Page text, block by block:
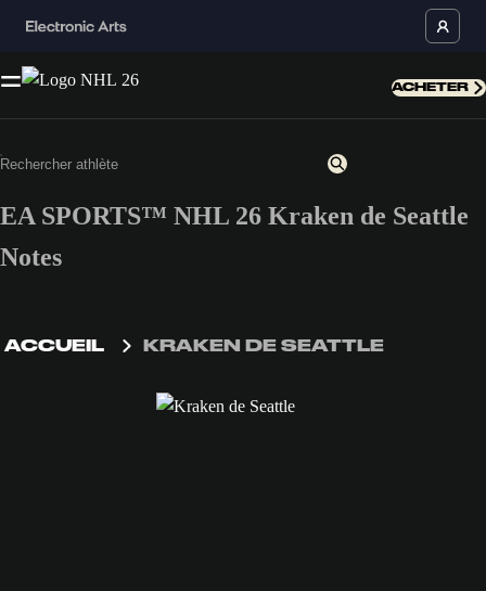
ACHETER
EA SPORTS™ NHL 26 Kraken de Seattle
Notes
ACCUEIL KRAKEN DE SEATTLE